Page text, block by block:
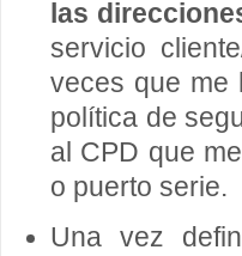
las
servicio
veces que me
política de
al CPD que
o puerto serie.
Una vez